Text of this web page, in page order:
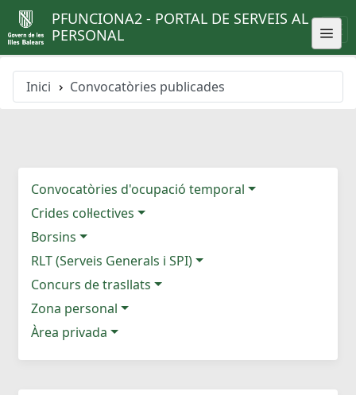
PFUNCIONA2 - PORTAL DE SERVEIS AL
PERSONAL
Inici Convocatòries publicades
Convocatòries d'ocupació temporal
Crides col·lectives
Borsins
RLT (Serveis Generals i SPI)
Concurs de trasllats
Zona personal
Àrea privada